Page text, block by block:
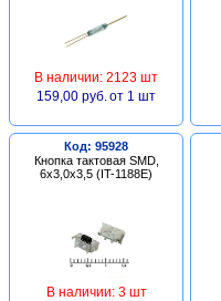
В наличии: 2123 шт
159,00 руб. от 1 шт
Код: 95928
Кнопка тактовая SMD,
6х3,0х3,5 (IT-1188E)
В наличии: 3 шт